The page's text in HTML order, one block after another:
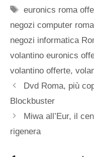
Tag
euronics roma
negozi computer roma
negozi informatica
volantino euronics
volantino offerte,
Dvd Roma, più
Blockbuster
Miwa all’Eur, il
rigenera